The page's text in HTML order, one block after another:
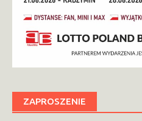
ZAPROSZENIE